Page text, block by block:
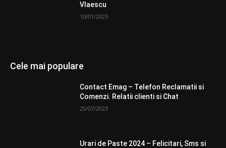
Vlaescu
10/01/2023
Cele mai populare
Contact Emag – Telefon Reclamatii si
Comenzi. Relatii clienti si Chat
25/07/2023
Urari de Paste 2024 – Felicitari, Sms si